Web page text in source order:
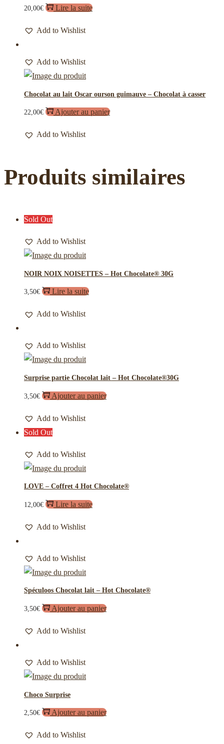
20,00€ Lire la suite
Add to Wishlist
Add to Wishlist
Chocolat au lait Oscar ourson guimauve – Chocolat à casser
22,00€ Ajouter au panier
Add to Wishlist
Produits similaires
Sold Out
Add to Wishlist
NOIR NOIX NOISETTES – Hot Chocolate® 30G
3,50€ Lire la suite
Add to Wishlist
Add to Wishlist
Surprise partie Chocolat lait – Hot Chocolate®30G
3,50€ Ajouter au panier
Add to Wishlist
Sold Out
Add to Wishlist
LOVE – Coffret 4 Hot Chocolate®
12,00€ Lire la suite
Add to Wishlist
Add to Wishlist
Spéculoos Chocolat lait – Hot Chocolate®
3,50€ Ajouter au panier
Add to Wishlist
Add to Wishlist
Choco Surprise
2,50€ Ajouter au panier
Add to Wishlist